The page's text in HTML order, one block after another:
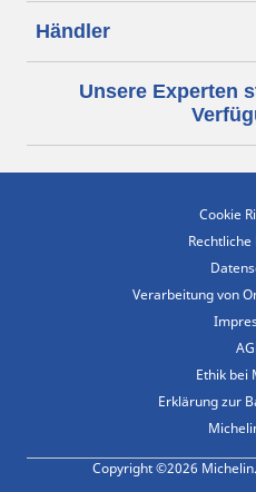
Händler
Unsere Experten
Cookie
Verarbeitung von
Ethik bei
Erklärung zur
Copyright ©2026